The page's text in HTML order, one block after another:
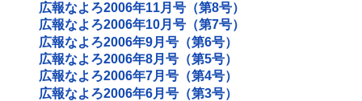
広報なよろ2006年11月号（第8号）
広報なよろ2006年10月号（第7号）
広報なよろ2006年9月号（第6号）
広報なよろ2006年8月号（第5号）
広報なよろ2006年7月号（第4号）
広報なよろ2006年6月号（第3号）